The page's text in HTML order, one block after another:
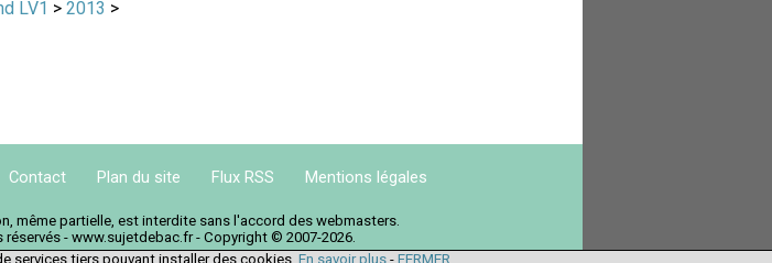
LV1 > 2013 >
Contact Plan du site Flux RSS Mentions légales
même partielle, est interdite sans l'accord des webmasters.
réservés - www.sujetdebac.fr - Copyright © 2007-2026.
services tiers pouvant installer des cookies. En savoir plus- FERMER